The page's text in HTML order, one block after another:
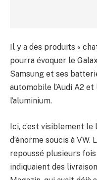
Il y a des produits «
pourra évoquer le
Samsung et ses
automobile l’Audi A2
l’aluminium.
Ici, c’est visiblement
d’énorme soucis à VW.
repoussé plusieurs
indiquaient des